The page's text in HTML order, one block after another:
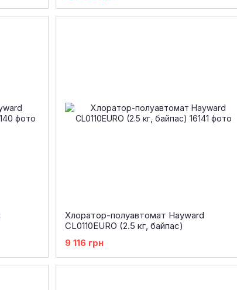
Хлоратор-полуавтомат Hayward
CL0110EURO (2.5 кг, байпас)
9 116 грн